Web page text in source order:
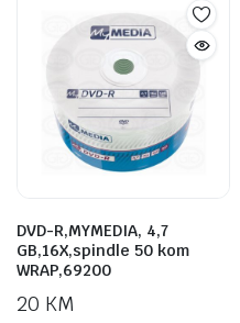
DVD-R,MYMEDIA, 4,7
GB,16X,spindle 50 kom
WRAP,69200
20 KM